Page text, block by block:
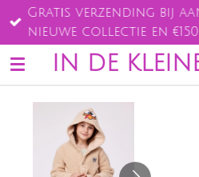
Ga
direct
naar
de
IN DE
Gratis verzending bij
nieuwe collectie en